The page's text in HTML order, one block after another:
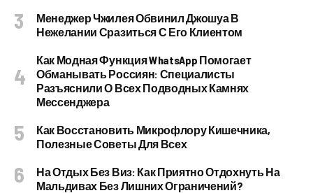
Менеджер Чжилея Обвинил Джошуа В
Нежелании Сразиться С Его Клиентом
Как Модная Функция WhatsApp Помогает
Обманывать Россиян: Специалисты
Разъяснили О Всех Подводных Камнях
Мессенджера
Как Восстановить Микрофлору Кишечника,
Полезные Советы Для Всех
На Отдых Без Виз: Как Приятно Отдохнуть На
Мальдивах Без Лишних Ограничений?